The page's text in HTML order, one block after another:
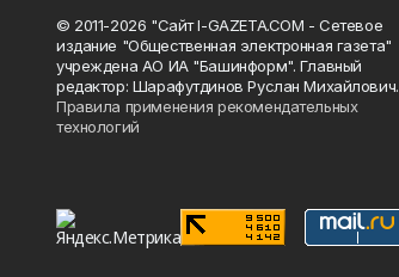
© 2011-2026 "Сайт I-GAZETA.COM - Сетевое
издание "Общественная электронная газета"
учреждена АО ИА "Башинформ". Главный
редактор: Шарафутдинов Руслан Михайлович.
Правила применения рекомендательных
технологий